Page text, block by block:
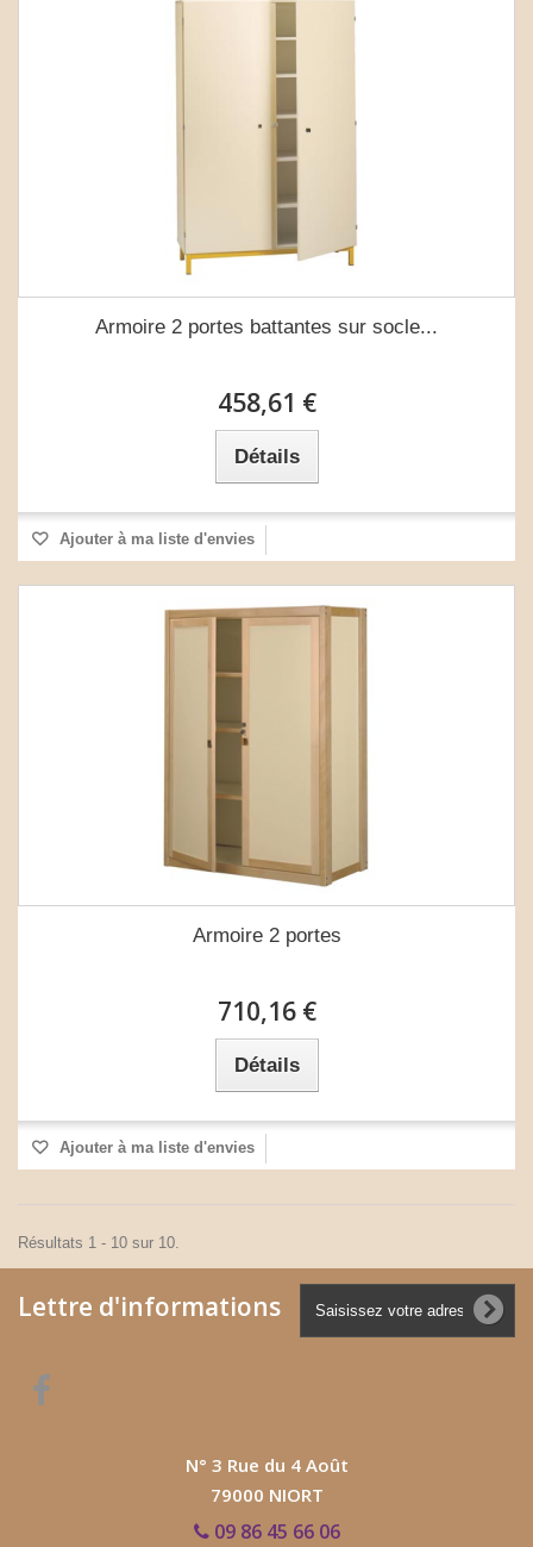
Armoire 2 portes battantes sur socle...
458,61 €
Détails
Ajouter à ma liste d'envies
Armoire 2 portes
710,16 €
Détails
Ajouter à ma liste d'envies
Résultats 1 - 10 sur 10.
Lettre d'informations
N° 3 Rue du 4 Août
79000 NIORT
09 86 45 66 06